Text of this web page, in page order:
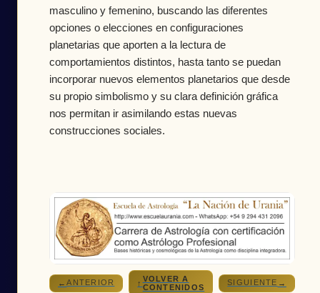
masculino y femenino, buscando las diferentes
opciones o elecciones en configuraciones
planetarias que aporten a la lectura de
comportamientos distintos, hasta tanto se puedan
incorporar nuevos elementos planetarios que desde
su propio simbolismo y su clara definición gráfica
nos permitan ir asimilando estas nuevas
construcciones sociales.
←ANTERIOR ↑VOLVER A
CONTENIDOS
SIGUIENTE →